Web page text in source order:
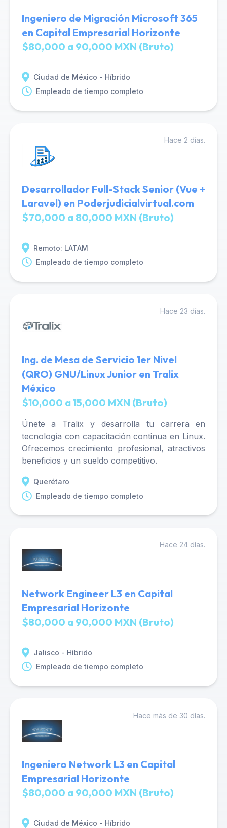
Ingeniero de Migración Microsoft 365
en Capital Empresarial Horizonte
$80,000 a 90,000 MXN (Bruto)
Ciudad de México - Híbrido
Empleado de tiempo completo
Hace 2 días.
Desarrollador Full-Stack Senior (Vue +
Laravel) en Poderjudicialvirtual.com
$70,000 a 80,000 MXN (Bruto)
Remoto: LATAM
Empleado de tiempo completo
Hace 23 días.
Ing. de Mesa de Servicio 1er Nivel
(QRO) GNU/Linux Junior en Tralix
México
$10,000 a 15,000 MXN (Bruto)
Únete a Tralix y desarrolla tu carrera en
tecnología con capacitación continua en Linux.
Ofrecemos crecimiento profesional, atractivos
beneficios y un sueldo competitivo.
Querétaro
Empleado de tiempo completo
Hace 24 días.
Network Engineer L3 en Capital
Empresarial Horizonte
$80,000 a 90,000 MXN (Bruto)
Jalisco - Híbrido
Empleado de tiempo completo
Hace más de 30 días.
Ingeniero Network L3 en Capital
Empresarial Horizonte
$80,000 a 90,000 MXN (Bruto)
Ciudad de México - Híbrido